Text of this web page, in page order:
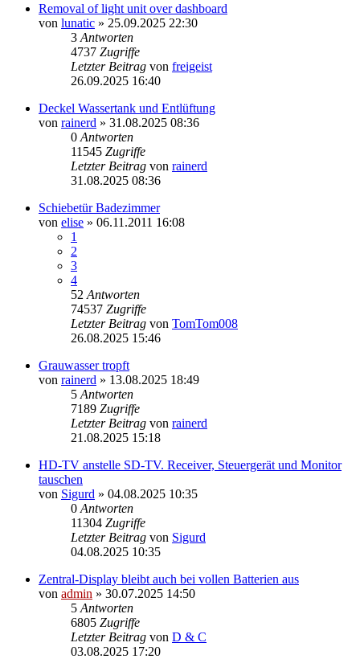
Removal of light unit over dashboard
von lunatic » 25.09.2025 22:30
3 Antworten
4737 Zugriffe
Letzter Beitrag von freigeist
26.09.2025 16:40
Deckel Wassertank und Entlüftung
von rainerd » 31.08.2025 08:36
0 Antworten
11545 Zugriffe
Letzter Beitrag von rainerd
31.08.2025 08:36
Schiebetür Badezimmer
von elise » 06.11.2011 16:08
1
2
3
4
52 Antworten
74537 Zugriffe
Letzter Beitrag von TomTom008
26.08.2025 15:46
Grauwasser tropft
von rainerd » 13.08.2025 18:49
5 Antworten
7189 Zugriffe
Letzter Beitrag von rainerd
21.08.2025 15:18
HD-TV anstelle SD-TV. Receiver, Steuergerät und Monitor
tauschen
von Sigurd » 04.08.2025 10:35
0 Antworten
11304 Zugriffe
Letzter Beitrag von Sigurd
04.08.2025 10:35
Zentral-Display bleibt auch bei vollen Batterien aus
von admin » 30.07.2025 14:50
5 Antworten
6805 Zugriffe
Letzter Beitrag von D & C
03.08.2025 17:20